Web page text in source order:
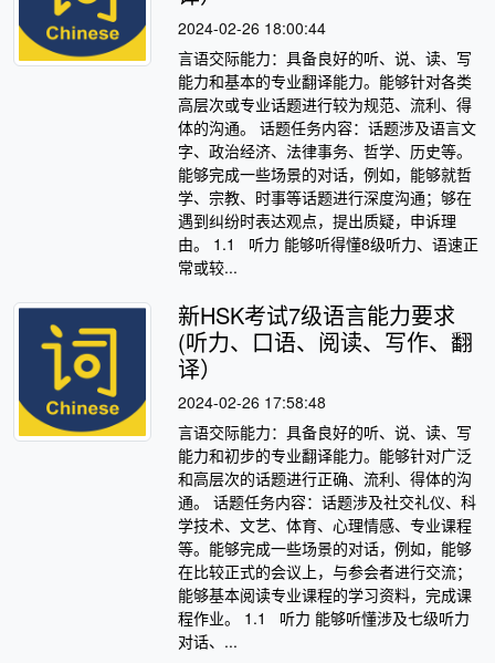
2024-02-26 18:00:44
言语交际能力：具备良好的听、说、读、写
能力和基本的专业翻译能力。能够针对各类
高层次或专业话题进行较为规范、流利、得
体的沟通。 话题任务内容：话题涉及语言文
字、政治经济、法律事务、哲学、历史等。
能够完成一些场景的对话，例如，能够就哲
学、宗教、时事等话题进行深度沟通；够在
遇到纠纷时表达观点，提出质疑，申诉理
由。 1.1 听力 能够听得懂8级听力、语速正
常或较...
新HSK考试7级语言能力要求
(听力、口语、阅读、写作、翻
译）
2024-02-26 17:58:48
言语交际能力：具备良好的听、说、读、写
能力和初步的专业翻译能力。能够针对广泛
和高层次的话题进行正确、流利、得体的沟
通。 话题任务内容：话题涉及社交礼仪、科
学技术、文艺、体育、心理情感、专业课程
等。能够完成一些场景的对话，例如，能够
在比较正式的会议上，与参会者进行交流；
能够基本阅读专业课程的学习资料，完成课
程作业。 1.1 听力 能够听懂涉及七级听力
对话、...